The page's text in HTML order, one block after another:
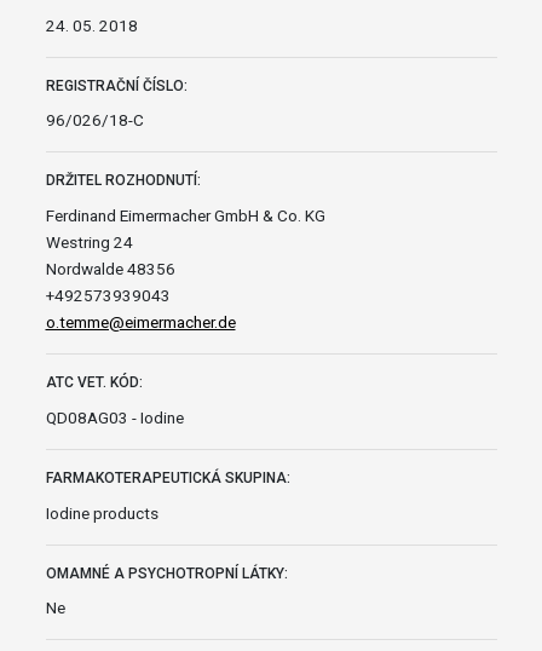
24. 05. 2018
REGISTRAČNÍ ČÍSLO:
96/026/18-C
DRŽITEL ROZHODNUTÍ:
Ferdinand Eimermacher GmbH & Co. KG
Westring 24
Nordwalde 48356
+492573939043
o.temme@eimermacher.de
ATC VET. KÓD:
QD08AG03 - Iodine
FARMAKOTERAPEUTICKÁ SKUPINA:
Iodine products
OMAMNÉ A PSYCHOTROPNÍ LÁTKY:
Ne